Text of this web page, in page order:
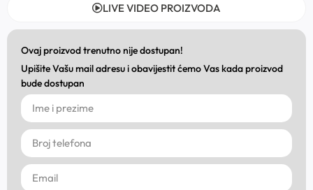
LIVE VIDEO PROIZVODA
Ovaj proizvod trenutno nije dostupan!
Upišite Vašu mail adresu i obavijestit ćemo Vas kada proizvod
bude dostupan